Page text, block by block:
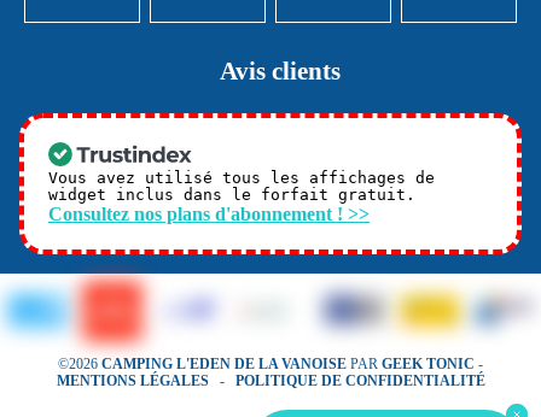
Avis clients
Vous avez utilisé tous les affichages de
widget inclus dans le forfait gratuit.
Consultez nos plans d'abonnement ! >>
©2026 CAMPING L'EDEN DE LA VANOISE PAR GEEK TONIC -
MENTIONS LÉGALES
- POLITIQUE DE CONFIDENTIALITÉ